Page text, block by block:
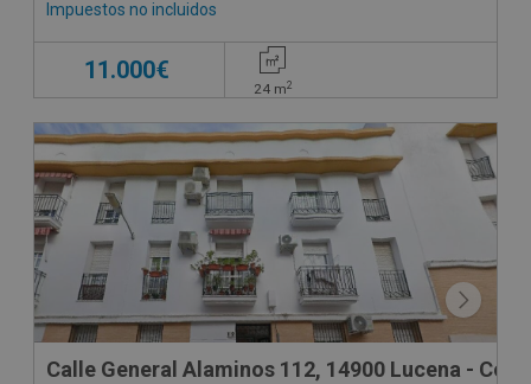
Impuestos no incluidos
11.000€
24 m2
Calle General Alaminos 112, 14900 Lucena -